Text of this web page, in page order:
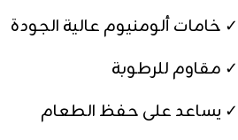
✓ خامات ألومنيوم عالية الجودة
✓ مقاوم للرطوبة
✓ يساعد على حفظ الطعام